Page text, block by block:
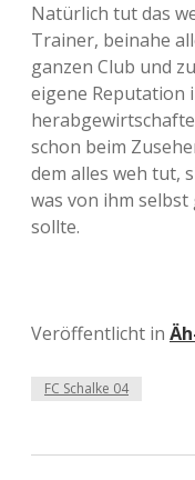
Natürlich tut das
Trainer, beinahe
ganzen Club und
eigene Reputation
schon beim
dem alles weh tut,
was von ihm
sollte.
Veröffentlicht in
FC Schalke 04